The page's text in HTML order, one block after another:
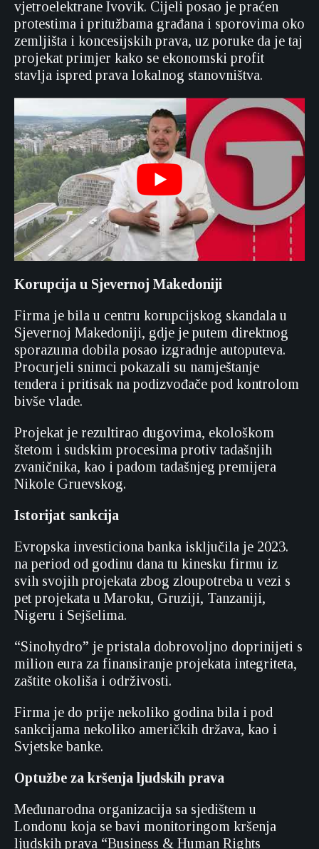
vjetroelektrane Ivovik. Cijeli posao je praćen
protestima i pritužbama građana i sporovima oko
zemljišta i koncesijskih prava, uz poruke da je taj
projekat primjer kako se ekonomski profit
stavlja ispred prava lokalnog stanovništva.
Korupcija u Sjevernoj Makedoniji
Firma je bila u centru korupcijskog skandala u
Sjevernoj Makedoniji, gdje je putem direktnog
sporazuma dobila posao izgradnje autoputeva.
Procurjeli snimci pokazali su namještanje
tendera i pritisak na podizvođače pod kontrolom
bivše vlade.
Projekat je rezultirao dugovima, ekološkom
štetom i sudskim procesima protiv tadašnjih
zvaničnika, kao i padom tadašnjeg premijera
Nikole Gruevskog.
Istorijat sankcija
Evropska investiciona banka isključila je 2023.
na period od godinu dana tu kinesku firmu iz
svih svojih projekata zbog zloupotreba u vezi s
pet projekata u Maroku, Gruziji, Tanzaniji,
Nigeru i Sejšelima.
“Sinohydro” je pristala dobrovoljno doprinijeti s
milion eura za finansiranje projekata integriteta,
zaštite okoliša i održivosti.
Firma je do prije nekoliko godina bila i pod
sankcijama nekoliko američkih država, kao i
Svjetske banke.
Optužbe za kršenja ljudskih prava
Međunarodna organizacija sa sjedištem u
Londonu koja se bavi monitoringom kršenja
ljudskih prava “Business & Human Rights